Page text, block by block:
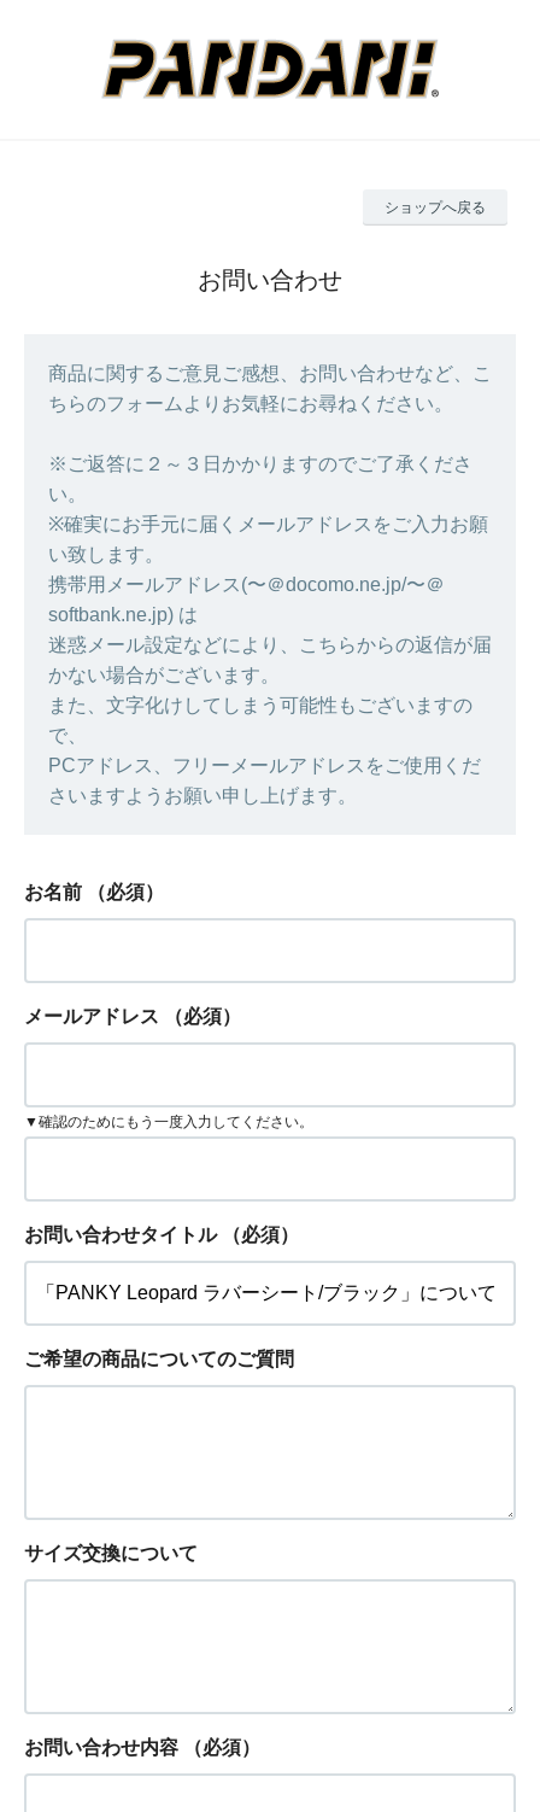
ショップへ戻る
お問い合わせ
商品に関するご意見ご感想、お問い合わせなど、こ
ちらのフォームよりお気軽にお尋ねください。
※ご返答に２～３日かかりますのでご了承くださ
い。
※確実にお手元に届くメールアドレスをご入力お願
い致します。
携帯用メールアドレス(〜＠docomo.ne.jp/〜＠
softbank.ne.jp) は
迷惑メール設定などにより、こちらからの返信が届
かない場合がございます。
また、文字化けしてしまう可能性もございますの
で、
PCアドレス、フリーメールアドレスをご使用くだ
さいますようお願い申し上げます。
お名前 （必須）
メールアドレス （必須）
▼確認のためにもう一度入力してください。
お問い合わせタイトル （必須）
ご希望の商品についてのご質問
サイズ交換について
お問い合わせ内容 （必須）